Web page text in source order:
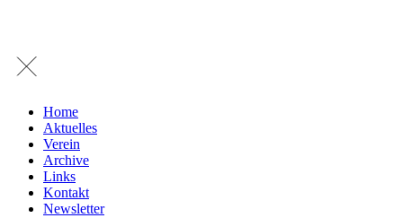
Home
Aktuelles
Verein
Archive
Links
Kontakt
Newsletter